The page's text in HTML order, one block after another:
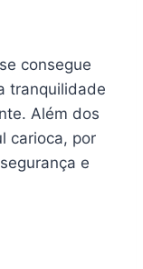
consegue
tranquilidade
Além dos
carioca, por
e